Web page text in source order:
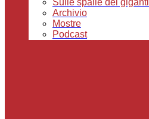
Sulle spalle dei giganti
Archivio
Mostre
Podcast